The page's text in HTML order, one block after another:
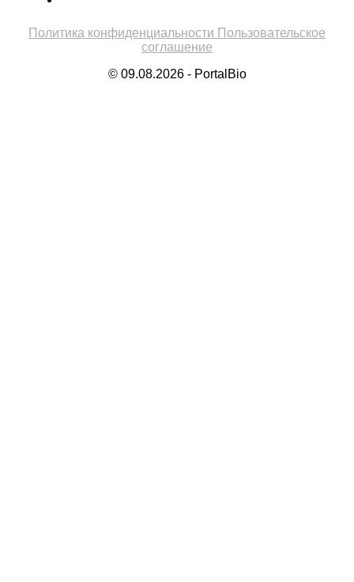
Политика конфиденциальности Пользовательское
соглашение
© 09.08.2026 - PortalBio